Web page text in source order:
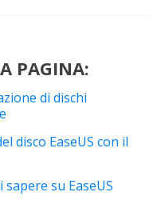
PAGINA:
di dischi
disco EaseUS con il
su EaseUS